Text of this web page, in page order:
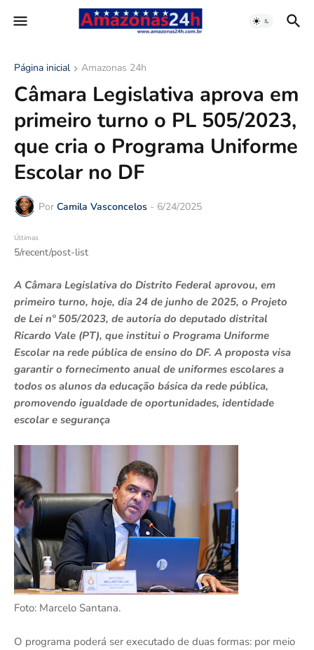
Página inicial Amazonas 24h
Câmara Legislativa aprova em
primeiro turno o PL 505/2023,
que cria o Programa Uniforme
Escolar no DF
Por Camila Vasconcelos - 6/24/2025
Últimas
5/recent/post-list
A Câmara Legislativa do Distrito Federal aprovou, em
primeiro turno, hoje, dia 24 de junho de 2025, o Projeto
de Lei nº 505/2023, de autoria do deputado distrital
Ricardo Vale (PT), que institui o Programa Uniforme
Escolar na rede pública de ensino do DF. A proposta visa
garantir o fornecimento anual de uniformes escolares a
todos os alunos da educação básica da rede pública,
promovendo igualdade de oportunidades, identidade
escolar e segurança
Foto: Marcelo Santana.
O programa poderá ser executado de duas formas: por meio